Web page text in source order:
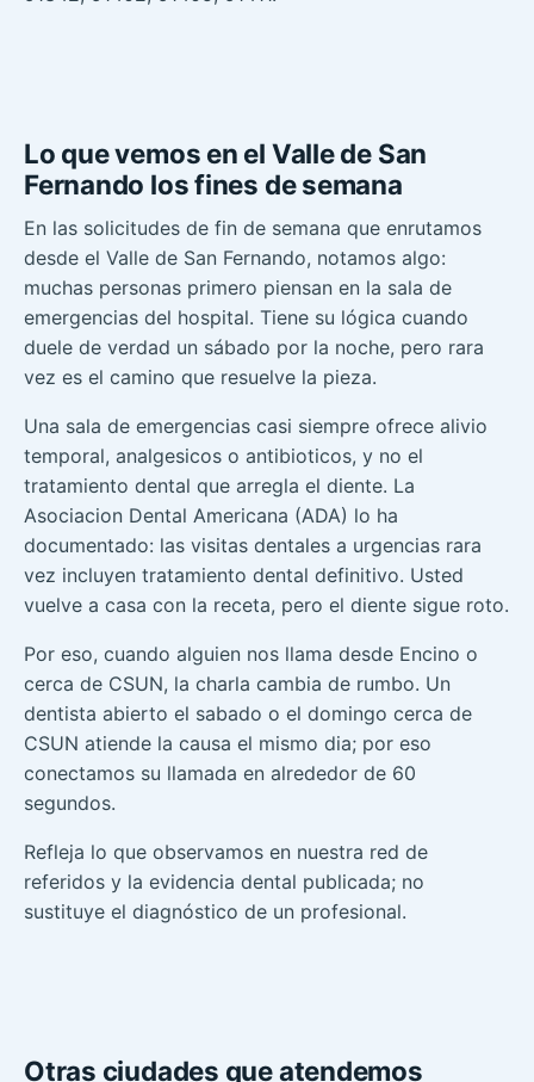
Lo que vemos en el Valle de San
Fernando los fines de semana
En las solicitudes de fin de semana que enrutamos
desde el Valle de San Fernando, notamos algo:
muchas personas primero piensan en la sala de
emergencias del hospital. Tiene su lógica cuando
duele de verdad un sábado por la noche, pero rara
vez es el camino que resuelve la pieza.
Una sala de emergencias casi siempre ofrece alivio
temporal, analgesicos o antibioticos, y no el
tratamiento dental que arregla el diente. La
Asociacion Dental Americana (ADA) lo ha
documentado: las visitas dentales a urgencias rara
vez incluyen tratamiento dental definitivo. Usted
vuelve a casa con la receta, pero el diente sigue roto.
Por eso, cuando alguien nos llama desde Encino o
cerca de CSUN, la charla cambia de rumbo. Un
dentista abierto el sabado o el domingo cerca de
CSUN atiende la causa el mismo dia; por eso
conectamos su llamada en alrededor de 60
segundos.
Refleja lo que observamos en nuestra red de
referidos y la evidencia dental publicada; no
sustituye el diagnóstico de un profesional.
Otras ciudades que atendemos